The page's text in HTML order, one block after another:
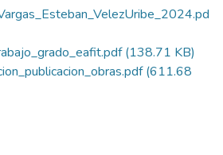
(138.71 KB)
(611.68